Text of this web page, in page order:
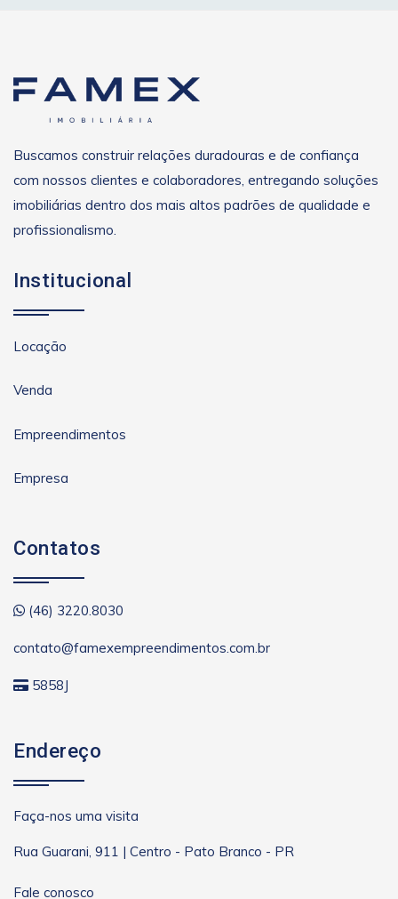
Buscamos construir relações duradouras e de confiança
com nossos clientes e colaboradores, entregando soluções
imobiliárias dentro dos mais altos padrões de qualidade e
profissionalismo.
Institucional
Locação
Venda
Empreendimentos
Empresa
Contatos
(46) 3220.8030
contato@famexempreendimentos.com.br
5858J
Endereço
Faça-nos uma visita
Rua Guarani, 911 | Centro - Pato Branco - PR
Fale conosco